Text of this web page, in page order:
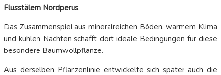
Flusstälern Nordperus.
Das Zusammenspiel aus mineralreichen Böden, warmem Klima
und kühlen Nächten schafft dort ideale Bedingungen für diese
besondere Baumwollpflanze.
Aus derselben Pflanzenlinie entwickelte sich später auch die